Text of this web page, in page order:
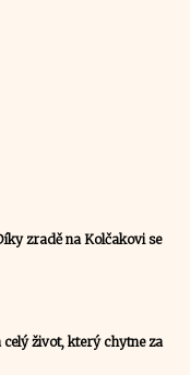
zradě na Kolčakovi se
život, který chytne za